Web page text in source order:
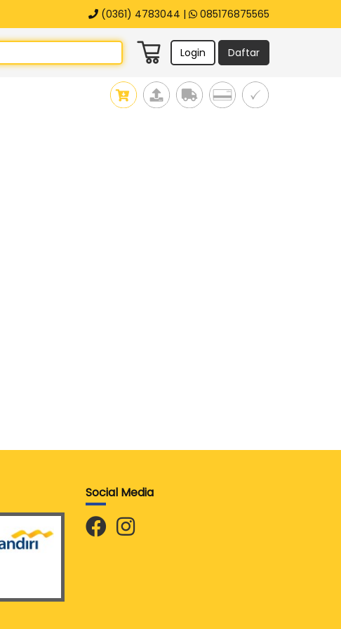
(0361) 4783044 | 085176875565
Login Daftar
Social Media